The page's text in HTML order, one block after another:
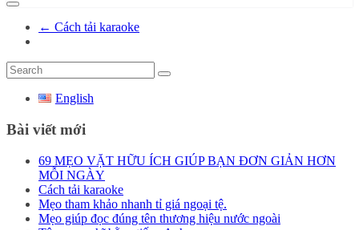
← Cách tải karaoke
English
Bài viết mới
69 MẸO VẶT HỮU ÍCH GIÚP BẠN ĐƠN GIẢN HƠN
MỖI NGÀY
Cách tải karaoke
Mẹo tham khảo nhanh tỉ giá ngoại tệ.
Mẹo giúp đọc đúng tên thương hiệu nước ngoài